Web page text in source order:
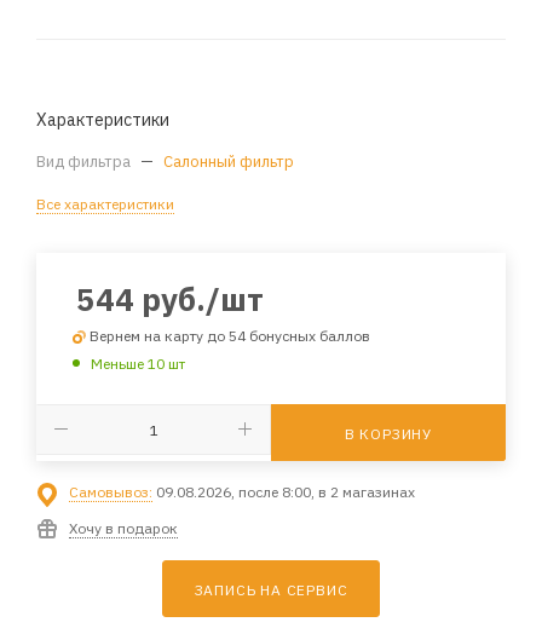
Характеристики
Вид фильтра — Салонный фильтр
Все характеристики
544 руб./шт
Вернем на карту до 54 бонусных баллов
Меньше 10 шт
В КОРЗИНУ
Самовывоз: 09.08.2026, после 8:00, в 2 магазинах
Хочу в подарок
ЗАПИСЬ НА СЕРВИС